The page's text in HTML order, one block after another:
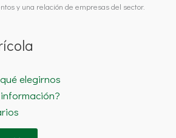
y una relación de empresas del sector.
elegirnos